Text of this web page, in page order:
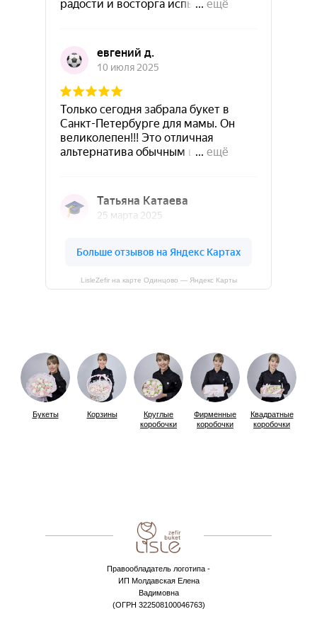
LisleZefir на карте Одинцово — Яндекс Карты
Букеты Корзины
Круглые
коробочки
Фирменные
коробочки
Квадратные
коробочки
Правообладатель логотипа -
ИП Молдавская Елена
Вадимовна
(ОГРН 322508100046763)